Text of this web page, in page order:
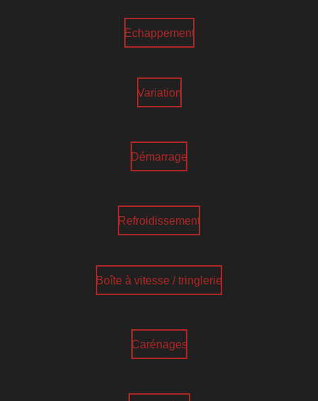
Echappement
Variation
Démarrage
Refroidissement
Boîte à vitesse / tringlerie
Carénages